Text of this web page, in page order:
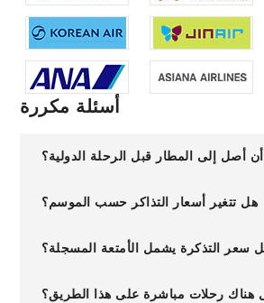
أسئلة مكررة
أصل إلى المطار قبل الرحلة الدولية؟
هل تتغير أسعار التذاكر حسب الموسم؟
سعر التذكرة يشمل الأمتعة المسجلة؟
هناك رحلات مباشرة على هذا الطريق؟